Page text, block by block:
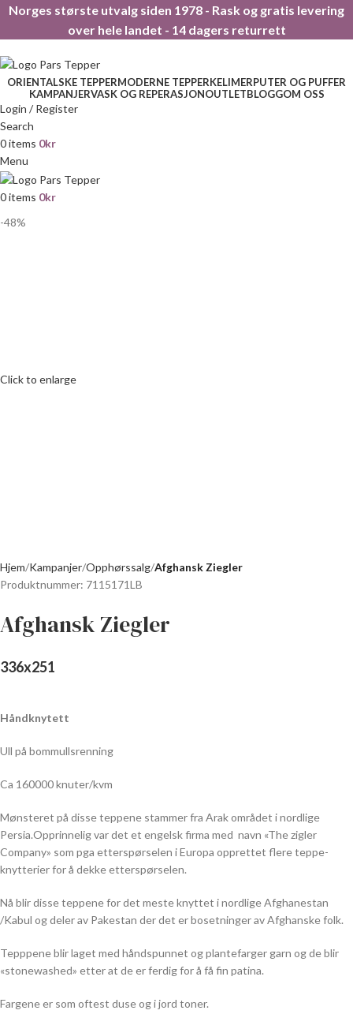
Norges største utvalg siden 1978 - Rask og gratis levering
over hele landet - 14 dagers returrett
ORIENTALSKE TEPPERMODERNE TEPPERKELIMERPUTER OG PUFFER
KAMPANJERVASK OG REPERASJONOUTLETBLOGGOM OSS
Login / Register
Search
0items 0kr
Menu
0items 0kr
-48%
Click to enlarge
Hjem Kampanjer Opphørssalg Afghansk Ziegler
Produktnummer: 7115171LB
Afghansk Ziegler
336x251
Håndknytett
Ull på bommullsrenning
Ca 160000 knuter/kvm
Mønsteret på disse teppene stammer fra Arak området i nordlige
Persia.Opprinnelig var det et engelsk firma med navn «The zigler
Company» som pga etterspørselen i Europa opprettet flere teppe-
knytterier for å dekke etterspørselen.
Nå blir disse teppene for det meste knyttet i nordlige Afghanestan
/Kabul og deler av Pakestan der det er bosetninger av Afghanske folk.
Tepppene blir laget med håndspunnet og plantefarger garn og de blir
«stonewashed» etter at de er ferdig for å få fin patina.
Fargene er som oftest duse og i jord toner.